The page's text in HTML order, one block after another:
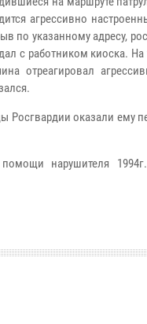
агрессивно
по указанному адресу,
с работником киоска.
отреагировал
Росгвардии оказали ему
нарушителя